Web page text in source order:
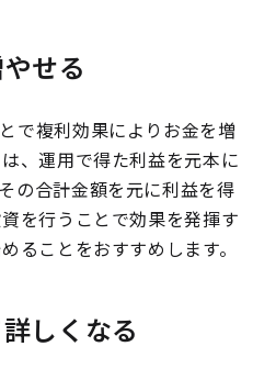
せる
で複利効果によりお金を増
、運用で得た利益を元本に
の合計金額を元に利益を得
を行うことで効果を発揮す
ることをおすすめします。
しくなる